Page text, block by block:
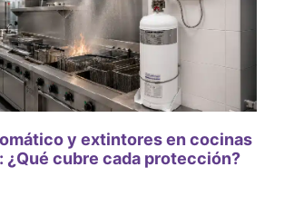
y extintores en cocinas
¿Qué cubre cada protección?